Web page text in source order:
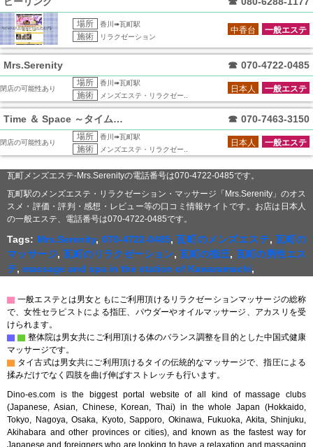
場所 香川➠瓦町駅
施術 リラクゼーション
一般エステ
中香台
Mrs.Serenity ☎ 070-4722-0485
閉店の可能性あり
場所 香川➠瓦町駅
施術 メンズエステ・リラクゼー..
一般エステ
日本人
Time ＆ Space ～タイムアンド ☎ 070-7463-3150
閉店の可能性あり
場所 香川➠瓦町駅
施術 メンズエステ・リラクゼー..
一般エステ
日本人
瓦町メンズエステ-Mrs.Serenityの電話番号は070-4722-0485です。
瓦町駅のメンズエステ・リラクゼーション・マッサージ「Mrs.Serenity」のオス
スメ・評価・評判・感想・レビュー等の口コミ情報サイトです。お店は日本人
の一般エステ、電話番号は070-4722-0485です。
Tags: Mrs.Serenity, 070-4722-0485,瓦町のメンズエステ,瓦町の
マッサージ,瓦町のリラクゼーション,瓦町の指圧, 瓦町の男性エス
テ, massage and spa in the station of Kawaramachi,
▇ 一般エステとは男女ともにご利用頂けるリラクゼーションマッサージの総称
で、女性セラピストによる指圧、パウダーやオイルマッサージ、アカスリを受
けられます。
▇ ▇ 整体院は男女共にご利用頂ける体のバランス調整を目的とした中国式健康
マッサージです。
▇ タイ古式は男女共にご利用頂けるタイの伝統的なマッサージで、指圧による
揉みだけでなく四肢を曲げ伸ばすストレッチも行います。
Dino-es.com is the biggest portal website of all kind of massage clubs
(Japanese, Asian, Chinese, Korean, Thai) in the whole Japan (Hokkaido,
Tokyo, Nagoya, Osaka, Kyoto, Sapporo, Okinawa, Fukuoka, Akita, Shinjuku,
Akihabara and other provinces or cities), and known as the fastest way for
Japanese and foreigners who are looking to have a relaxation and massaging